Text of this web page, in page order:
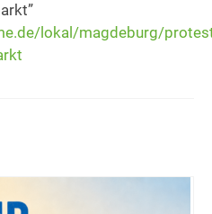
lokal/magdeburg/